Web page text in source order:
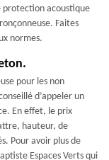
protection acoustique
Faites
normes.
pour les non
d’appeler un
En effet, le prix
hauteur, de
Pour avoir plus de
Espaces Verts qui